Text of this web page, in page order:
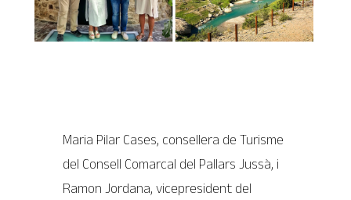
Maria Pilar Cases, consellera de Turisme
del Consell Comarcal del Pallars Jussà, i
Ramon Jordana, vicepresident del